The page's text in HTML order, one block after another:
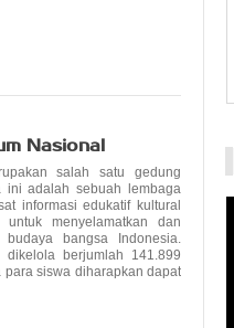
Nasional
salah satu gedung
ini adalah sebuah lembaga
informasi edukatif kultural
menyelamatkan dan
bangsa Indonesia.
berjumlah 141.899
siswa diharapkan dapat